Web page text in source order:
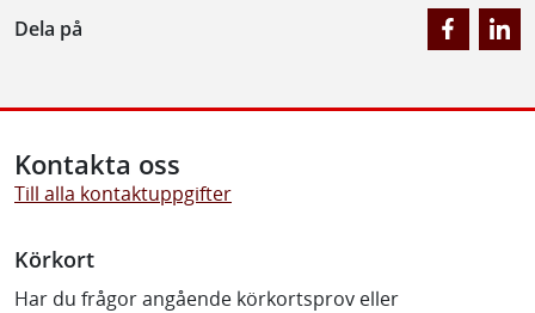
Dela på
Kontakta oss
Till alla kontaktuppgifter
Körkort
Har du frågor angående körkortsprov eller